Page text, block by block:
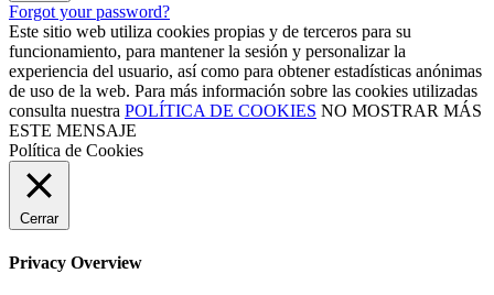
Forgot your password?
Este sitio web utiliza cookies propias y de terceros para su
funcionamiento, para mantener la sesión y personalizar la
experiencia del usuario, así como para obtener estadísticas anónimas
de uso de la web. Para más información sobre las cookies utilizadas
consulta nuestra POLÍTICA DE COOKIES NO MOSTRAR MÁS
ESTE MENSAJE
Política de Cookies
Cerrar
Privacy Overview